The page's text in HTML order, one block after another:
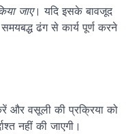
जाए। यदि इसके बावजूद
ढंग से कार्य पूर्ण करने
और वसूली की प्रक्रिया को
नहीं की जाएगी।